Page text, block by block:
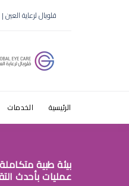
قلوبال لرعاية العين | Global Eye Care
الرئيسية الخدمات
بيئة طبية
عمليات بأحدث